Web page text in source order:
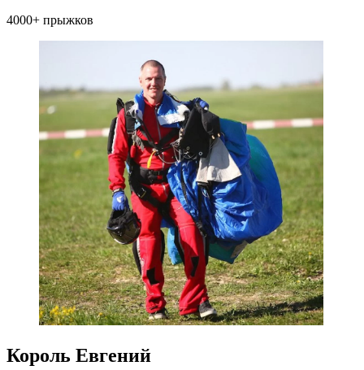
4000+ прыжков
Король Евгений